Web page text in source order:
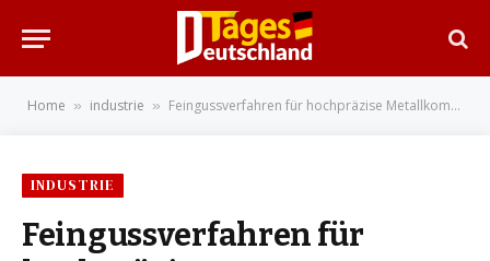
Home » industrie » Feingussverfahren für hochpräzise Metallkomponenten
INDUSTRIE
Feingussverfahren für